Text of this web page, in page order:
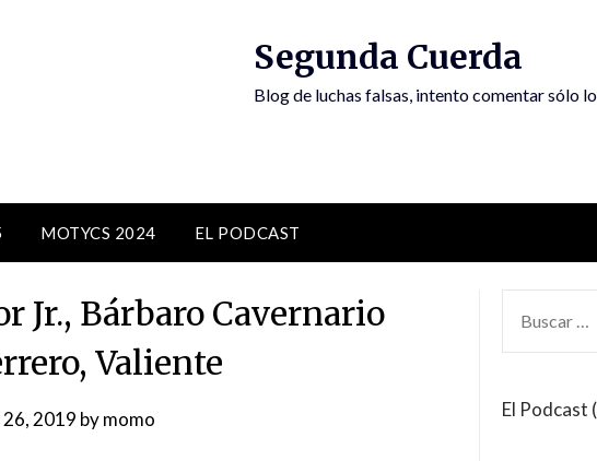
Segunda Cuerda
Blog de luchas falsas, intento comentar sólo
MOTYCS 2024 EL PODCAST
Jr., Bárbaro Cavernario
Valiente
2019 bymomo
POR:
El Podcast